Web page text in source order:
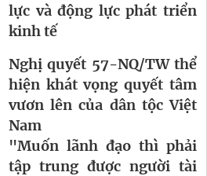
lực và động lực phát triển
kinh tế
Nghị quyết 57-NQ/TW thể
hiện khát vọng quyết tâm
vươn lên của dân tộc Việt
Nam
"Muốn lãnh đạo thì phải
tập trung được người tài